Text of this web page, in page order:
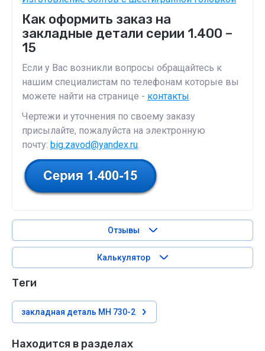
Как оформить заказ на
закладные детали серии 1.400 –
15
Если у Вас возникли вопросы обращайтесь к
нашим специалистам по телефонам которые вы
можете найти на странице - контакты
Чертежи и уточнения по своему заказу
присылайте, пожалуйста на электронную
почту: big.zavod@yandex.ru
Отзывы
Калькулятор
теги
закладная деталь МН 730-2
Находится в разделах